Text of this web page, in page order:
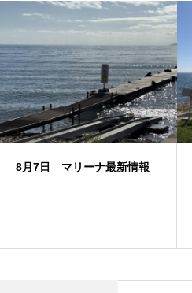
8月7日 マリーナ最新情報